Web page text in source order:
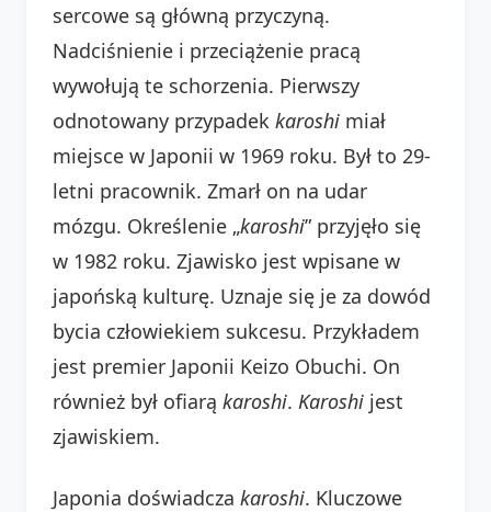
sercowe są główną przyczyną.
Nadciśnienie i przeciążenie pracą
wywołują te schorzenia. Pierwszy
odnotowany przypadek karoshi miał
miejsce w Japonii w 1969 roku. Był to 29-
letni pracownik. Zmarł on na udar
mózgu. Określenie „karoshi” przyjęło się
w 1982 roku. Zjawisko jest wpisane w
japońską kulturę. Uznaje się je za dowód
bycia człowiekiem sukcesu. Przykładem
jest premier Japonii Keizo Obuchi. On
również był ofiarą karoshi. Karoshi jest
zjawiskiem.
Japonia doświadcza karoshi. Kluczowe